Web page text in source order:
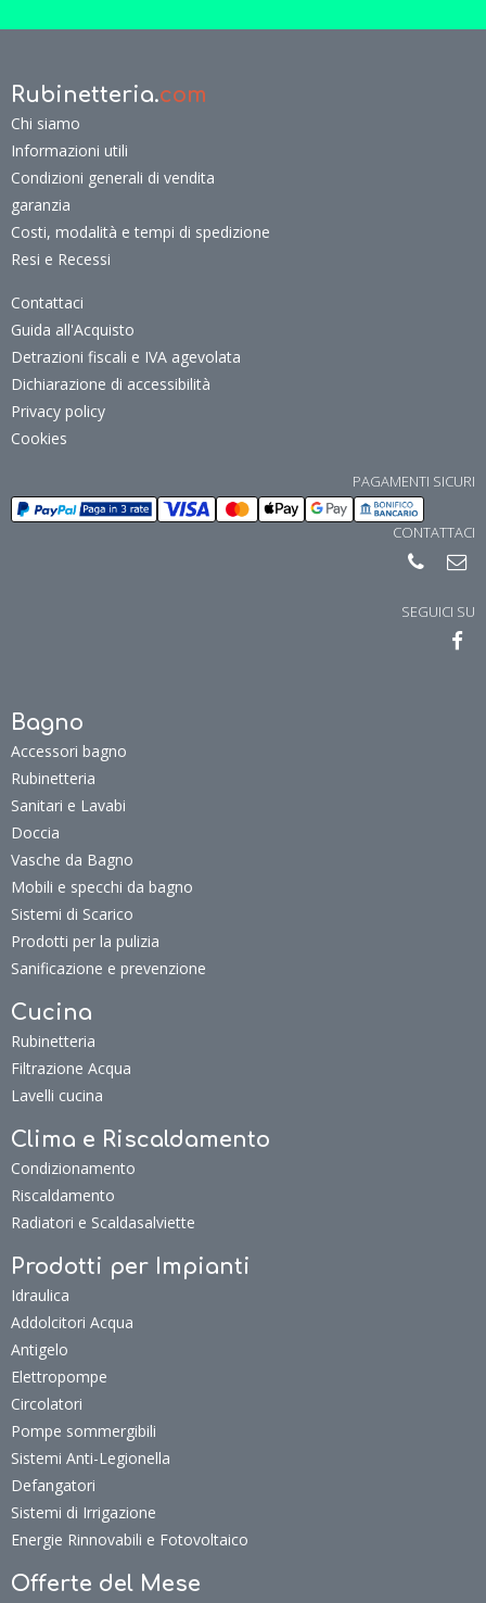
Rubinetteria.com
Chi siamo
Informazioni utili
Condizioni generali di vendita
garanzia
Costi, modalità e tempi di spedizione
Resi e Recessi
Contattaci
Guida all'Acquisto
Detrazioni fiscali e IVA agevolata
Dichiarazione di accessibilità
Privacy policy
Cookies
PAGAMENTI SICURI
CONTATTACI
SEGUICI SU
Bagno
Accessori bagno
Rubinetteria
Sanitari e Lavabi
Doccia
Vasche da Bagno
Mobili e specchi da bagno
Sistemi di Scarico
Prodotti per la pulizia
Sanificazione e prevenzione
Cucina
Rubinetteria
Filtrazione Acqua
Lavelli cucina
Clima e Riscaldamento
Condizionamento
Riscaldamento
Radiatori e Scaldasalviette
Prodotti per Impianti
Idraulica
Addolcitori Acqua
Antigelo
Elettropompe
Circolatori
Pompe sommergibili
Sistemi Anti-Legionella
Defangatori
Sistemi di Irrigazione
Energie Rinnovabili e Fotovoltaico
Offerte del Mese